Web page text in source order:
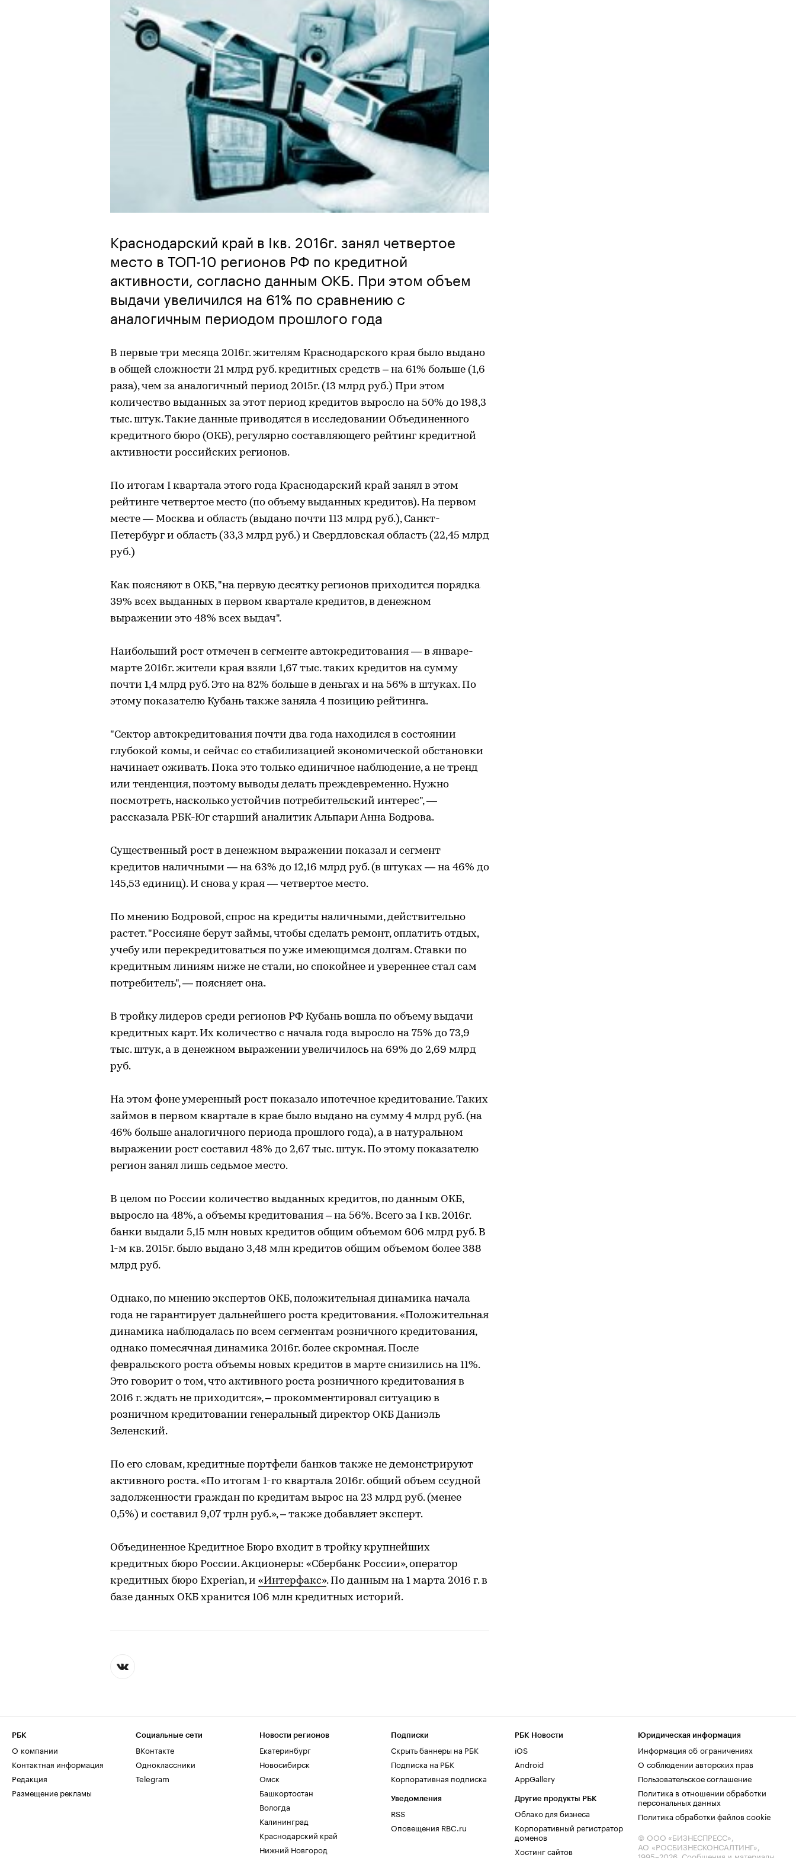
Краснодарский край в Iкв. 2016г. занял четвертое
место в ТОП-10 регионов РФ по кредитной
активности, согласно данным ОКБ. При этом объем
выдачи увеличился на 61% по сравнению с
аналогичным периодом прошлого года
В первые три месяца 2016г. жителям Краснодарского края было выдано
в общей сложности 21 млрд руб. кредитных средств – на 61% больше (1,6
раза), чем за аналогичный период 2015г. (13 млрд руб.) При этом
количество выданных за этот период кредитов выросло на 50% до 198,3
тыс. штук. Такие данные приводятся в исследовании Объединенного
кредитного бюро (ОКБ), регулярно составляющего рейтинг кредитной
активности российских регионов.
По итогам I квартала этого года Краснодарский край занял в этом
рейтинге четвертое место (по объему выданных кредитов). На первом
месте — Москва и область (выдано почти 113 млрд руб.), Санкт-
Петербург и область (33,3 млрд руб.) и Свердловская область (22,45 млрд
руб.)
Как поясняют в ОКБ, "на первую десятку регионов приходится порядка
39% всех выданных в первом квартале кредитов, в денежном
выражении это 48% всех выдач".
Наибольший рост отмечен в сегменте автокредитования — в январе-
марте 2016г. жители края взяли 1,67 тыс. таких кредитов на сумму
почти 1,4 млрд руб. Это на 82% больше в деньгах и на 56% в штуках. По
этому показателю Кубань также заняла 4 позицию рейтинга.
"Сектор автокредитования почти два года находился в состоянии
глубокой комы, и сейчас со стабилизацией экономической обстановки
начинает оживать. Пока это только единичное наблюдение, а не тренд
или тенденция, поэтому выводы делать преждевременно. Нужно
посмотреть, насколько устойчив потребительский интерес", —
рассказала РБК-Юг старший аналитик Альпари Анна Бодрова.
Существенный рост в денежном выражении показал и сегмент
кредитов наличными — на 63% до 12,16 млрд руб. (в штуках — на 46% до
145,53 единиц). И снова у края — четвертое место.
По мнению Бодровой, спрос на кредиты наличными, действительно
растет. "Россияне берут займы, чтобы сделать ремонт, оплатить отдых,
учебу или перекредитоваться по уже имеющимся долгам. Ставки по
кредитным линиям ниже не стали, но спокойнее и увереннее стал сам
потребитель", — поясняет она.
В тройку лидеров среди регионов РФ Кубань вошла по объему выдачи
кредитных карт. Их количество с начала года выросло на 75% до 73,9
тыс. штук, а в денежном выражении увеличилось на 69% до 2,69 млрд
руб.
На этом фоне умеренный рост показало ипотечное кредитование. Таких
займов в первом квартале в крае было выдано на сумму 4 млрд руб. (на
46% больше аналогичного периода прошлого года), а в натуральном
выражении рост составил 48% до 2,67 тыс. штук. По этому показателю
регион занял лишь седьмое место.
В целом по России количество выданных кредитов, по данным ОКБ,
выросло на 48%, а объемы кредитования – на 56%. Всего за I кв. 2016г.
банки выдали 5,15 млн новых кредитов общим объемом 606 млрд руб. В
1-м кв. 2015г. было выдано 3,48 млн кредитов общим объемом более 388
млрд руб.
Однако, по мнению экспертов ОКБ, положительная динамика начала
года не гарантирует дальнейшего роста кредитования. «Положительная
динамика наблюдалась по всем сегментам розничного кредитования,
однако помесячная динамика 2016г. более скромная. После
февральского роста объемы новых кредитов в марте снизились на 11%.
Это говорит о том, что активного роста розничного кредитования в
2016 г. ждать не приходится», – прокомментировал ситуацию в
розничном кредитовании генеральный директор ОКБ Даниэль
Зеленский.
По его словам, кредитные портфели банков также не демонстрируют
активного роста. «По итогам 1-го квартала 2016г. общий объем ссудной
задолженности граждан по кредитам вырос на 23 млрд руб. (менее
0,5%) и составил 9,07 трлн руб.», – также добавляет эксперт.
Объединенное Кредитное Бюро входит в тройку крупнейших
кредитных бюро России. Акционеры: «Сбербанк России», оператор
кредитных бюро Experian, и «Интерфакс». По данным на 1 марта 2016 г. в
базе данных ОКБ хранится 106 млн кредитных историй.
РБК
О компании
Контактная информация
Редакция
Размещение рекламы
Социальные сети
ВКонтакте
Одноклассники
Telegram
Новости регионов
Екатеринбург
Новосибирск
Омск
Башкортостан
Вологда
Калининград
Краснодарский край
Нижний Новгород
Подписки
Скрыть баннеры на РБК
Подписка на РБК
Корпоративная подписка
Уведомления
RSS
Оповещения RBC.ru
РБК Новости
iOS
Android
AppGallery
Другие продукты РБК
Облако для бизнеса
Корпоративный регистратор
доменов
Хостинг сайтов
Юридическая информация
Информация об ограничениях
О соблюдении авторских прав
Пользовательское соглашение
Политика в отношении обработки
персональных данных
Политика обработки файлов cookie
© ООО «БИЗНЕСПРЕСС»,
АО «РОСБИЗНЕСКОНСАЛТИНГ»,
1995–2026 . Сообщения и материалы